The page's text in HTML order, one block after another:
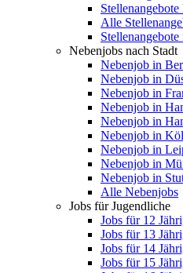
Alle
Nebenjobs nach Stadt
Nebenjob in
Nebenjob in
Nebenjob in
Nebenjob in
Nebenjob in
Nebenjob in
Nebenjob in
Nebenjob in
Nebenjob in
Alle Nebenjobs
Jobs für Jugendliche
Jobs für 12
Jobs für 13
Jobs für 14
Jobs für 15